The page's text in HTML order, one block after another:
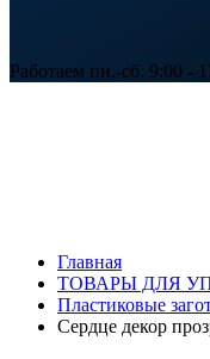
Работаем пн.-сб. 9:00 -
Главная
ТОВАРЫ ДЛЯ
Пластиковые
Сердце декор